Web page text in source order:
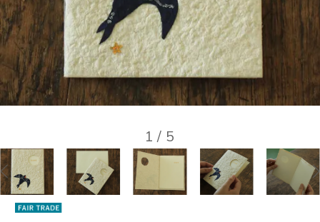
1 / 5